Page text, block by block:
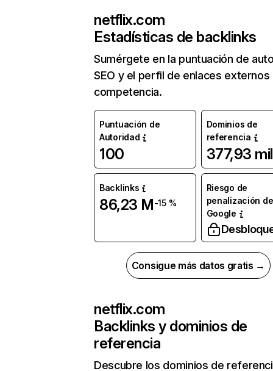
netflix.com
Estadísticas de backlinks
Sumérgete en la puntuación de
SEO y el perfil de enlaces externos
competencia.
Puntuación de
Autoridad
100
Dominios de
referencia
377,93 mil
Backlinks
86,23 M-15 %
Riesgo de
penalización de
Google
Consigue más datos gratis →
netflix.com
Backlinks y dominios de
referencia
Descubre los dominios de